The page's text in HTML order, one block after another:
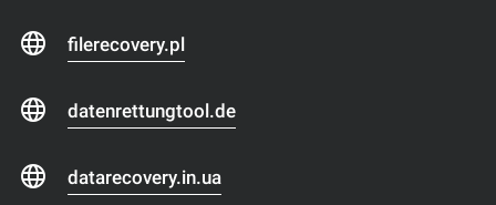
filerecovery.pl
datenrettungtool.de
datarecovery.in.ua